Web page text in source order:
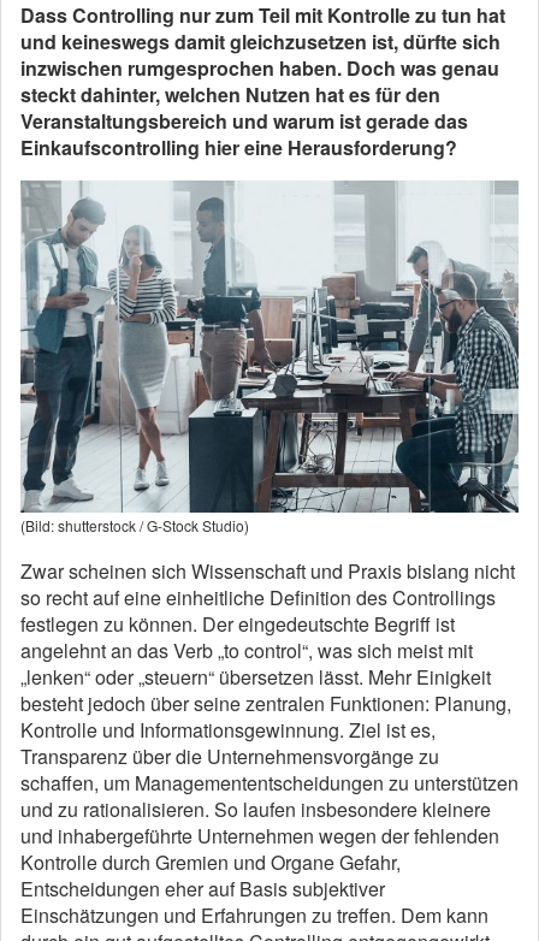
Dass Controlling nur zum Teil mit Kontrolle zu tun hat
und keineswegs damit gleichzusetzen ist, dürfte sich
inzwischen rumgesprochen haben. Doch was genau
steckt dahinter, welchen Nutzen hat es für den
Veranstaltungsbereich und warum ist gerade das
Einkaufscontrolling hier eine Herausforderung?
(Bild: shutterstock / G-Stock Studio)
Zwar scheinen sich Wissenschaft und Praxis bislang nicht
so recht auf eine einheitliche Definition des Controllings
festlegen zu können. Der eingedeutschte Begriff ist
angelehnt an das Verb „to control“, was sich meist mit
„lenken“ oder „steuern“ übersetzen lässt. Mehr Einigkeit
besteht jedoch über seine zentralen Funktionen: Planung,
Kontrolle und Informationsgewinnung. Ziel ist es,
Transparenz über die Unternehmensvorgänge zu
schaffen, um Managemententscheidungen zu unterstützen
und zu rationalisieren. So laufen insbesondere kleinere
und inhabergeführte Unternehmen wegen der fehlenden
Kontrolle durch Gremien und Organe Gefahr,
Entscheidungen eher auf Basis subjektiver
Einschätzungen und Erfahrungen zu treffen. Dem kann